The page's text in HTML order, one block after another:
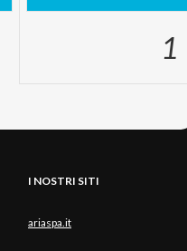
1
I NOSTRI SITI
ariaspa.it